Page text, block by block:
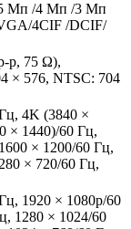
Мп /4 Мп /3 Мп
4CIF /DCIF/
p, 75 Ω),
× 576, NTSC: 704
4K (3840 ×
× 1440)/60 Гц,
× 1200/60 Гц,
× 720/60 Гц,
1920 × 1080p/60
1280 × 1024/60